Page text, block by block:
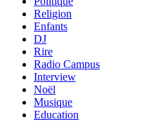
Religion
Enfants
DJ
Rire
Radio Campus
Interview
Noël
Musique
Education